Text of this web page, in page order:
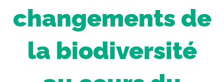
changements de
la biodiversité